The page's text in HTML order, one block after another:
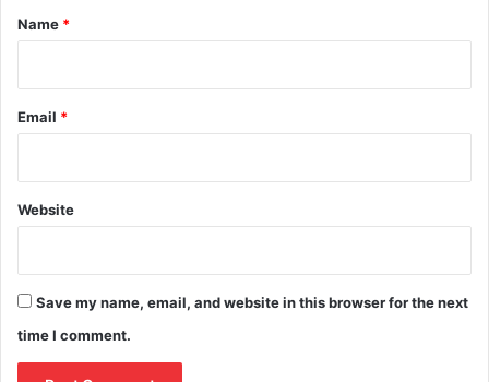
*
Name *
Email *
Website
Save my name, email, and website in this browser for the next
time I comment.